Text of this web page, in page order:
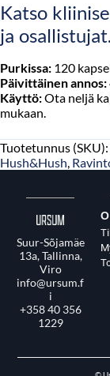
Katso
ja osallistujat.
Purkissa: 120
Päivittäinen annos:
Käyttö:Ota neljä
mukaan.
Tuotetunnus (SKU):
Hush&Hush,
Suur-Sõjamäe
13a, Tallinna,
Viro
info@ursum.f
i
+358 40 356
1229